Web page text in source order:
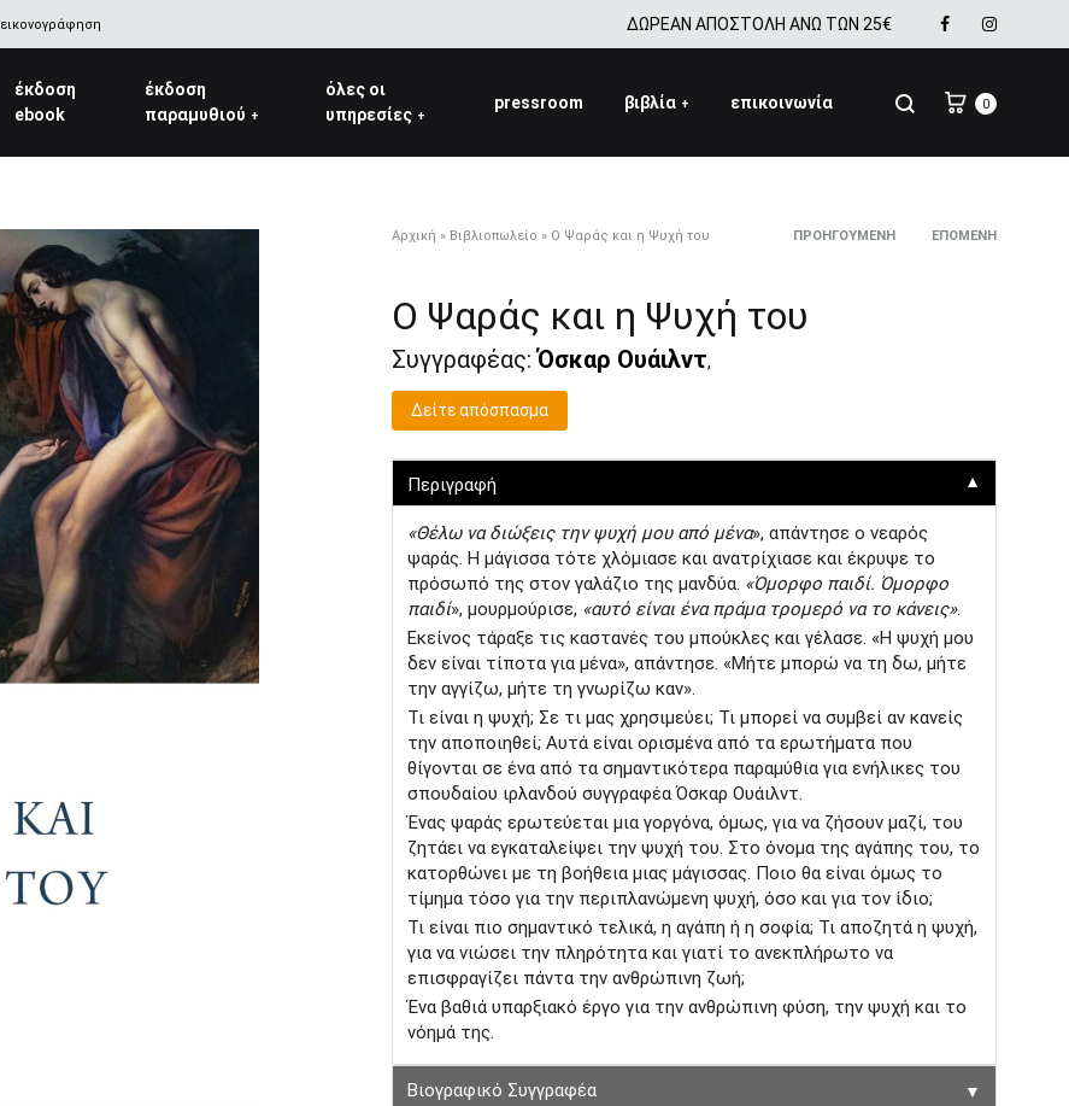
εικονογράφηση ΔΩΡΕΑΝ ΑΠΟΣΤΟΛΗ ΑΝΩ ΤΩΝ 25€ Facebook
έκδοση
ebook
έκδοση
παραμυθιού +
όλες οι
υπηρεσίες +
pressroom βιβλία + επικοινωνία Αναζήτηση
Dresses
Accessories
Cart
0
Αρχική » Βιβλιοπωλείο » Ο Ψαράς και η Ψυχή του
navigation
ΠΡΟΗΓΟΎΜΕΝΗ ΕΠΌΜΕΝΗ
Ο Ψαράς και η Ψυχή του
Συγγραφέας:Όσκαρ Ουάιλντ,
Δείτε απόσπασμα
Περιγραφή ▼
«Θέλω να διώξεις την ψυχή µου από µένα», απάντησε ο νεαρός
ψαράς. Η µάγισσα τότε χλόµιασε και ανατρίχιασε και έκρυψε το
πρόσωπό της στον γαλάζιο της µανδύα. «Όµορφο παιδί. Όµορφο
παιδί», µουρµούρισε, «αυτό είναι ένα πράµα τροµερό να το κάνεις».
Εκείνος τάραξε τις καστανές του µπούκλες και γέλασε. «H ψυχή µου
δεν είναι τίποτα για µένα», απάντησε. «Μήτε µπορώ να τη δω, µήτε
την αγγίζω, µήτε τη γνωρίζω καν».
Τι είναι η ψυχή; Σε τι µας χρησιµεύει; Τι µπορεί να συµβεί αν κανείς
την αποποιηθεί; Αυτά είναι ορισµένα από τα ερωτήµατα που
θίγονται σε ένα από τα σηµαντικότερα παραµύθια για ενήλικες του
σπουδαίου ιρλανδού συγγραφέα Όσκαρ Ουάιλντ.
Ένας ψαράς ερωτεύεται µια γοργόνα, όµως, για να ζήσουν µαζί, του
ζητάει να εγκαταλείψει την ψυχή του. Στο όνοµα της αγάπης του, το
κατορθώνει µε τη βοήθεια µιας µάγισσας. Ποιο θα είναι όµως το
τίµηµα τόσο για την περιπλανώµενη ψυχή, όσο και για τον ίδιο;
Τι είναι πιο σηµαντικό τελικά, η αγάπη ή η σοφία; Τι αποζητά η ψυχή,
για να νιώσει την πληρότητα και γιατί το ανεκπλήρωτο να
επισφραγίζει πάντα την ανθρώπινη ζωή;
Ένα βαθιά υπαρξιακό έργο για την ανθρώπινη φύση, την ψυχή και το
νόηµά της.
Βιογραφικό Συγγραφέα ▼